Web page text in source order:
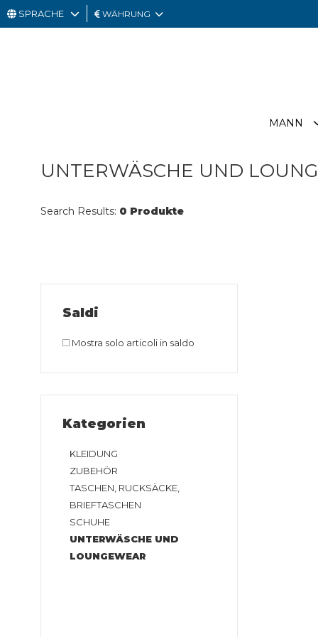
SPRACHE WÄHRUNG
MANN
UNTERWÄSCHE UND
Search Results: 0 Produkte
Saldi
Mostra solo articoli in saldo
Kategorien
KLEIDUNG
ZUBEHÖR
TASCHEN, RUCKSÄCKE,
BRIEFTASCHEN
SCHUHE
UNTERWÄSCHE UND
LOUNGEWEAR